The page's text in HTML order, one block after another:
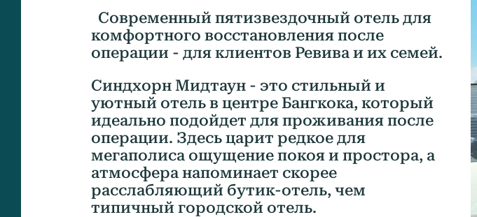
Современный пятизвездочный отель для
комфортного восстановления после
операции - для клиентов Ревива и их семей.
Синдхорн Мидтаун - это стильный и
уютный отель в центре Бангкока, который
идеально подойдет для проживания после
операции. Здесь царит редкое для
мегаполиса ощущение покоя и простора, а
атмосфера напоминает скорее
расслабляющий бутик-отель, чем
типичный городской отель.